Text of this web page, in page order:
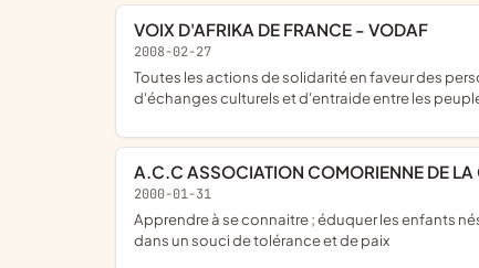
VOIX D'AFRIKA DE FRANCE - VODAF
2008-02-27
toutes les actions de solidarité en faveur des personnes en difficulté dans notre ville en France et en Afrique ; elle concourt à la promotion de l'aide au développement en Afrique,
d'échanges culturels et d'entraide entre les
A.C.C ASSOCIATION COMORIENNE DE
2000-01-31
apprendre à se connaitre ; éduquer les enfants nés d'un ou de parents comoriens, en portant à leur connaissance leur patrimoine culturel ; montrer une bonne image de l'Islam
dans un souci de tolérance et de paix